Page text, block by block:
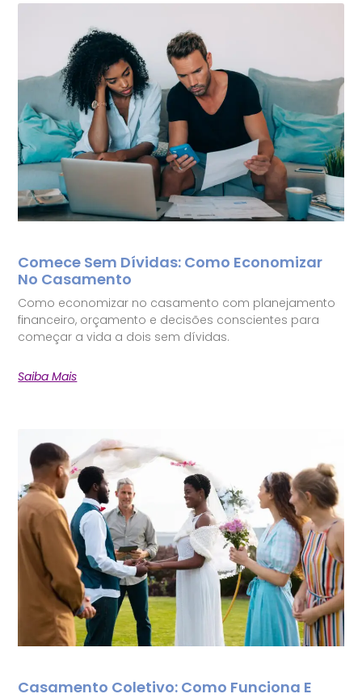
Comece Sem Dívidas: Como Economizar
No Casamento
Como economizar no casamento com planejamento
financeiro, orçamento e decisões conscientes para
começar a vida a dois sem dívidas.
Saiba Mais
Casamento Coletivo: Como Funciona E